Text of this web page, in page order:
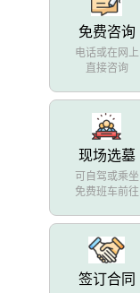
免费咨询
电话或在网上
直接咨询
现场选墓
可自驾或乘坐
免费班车前往
签订合同